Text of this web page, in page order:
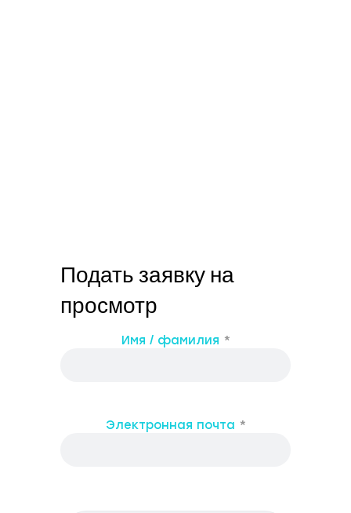
Подать заявку на
просмотр
Имя / фамилия
Электронная почта